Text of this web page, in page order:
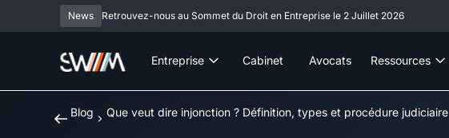
News Retrouvez-nous au Sommet du Droit en Entreprise le 2 Juillet 2026
Entreprise Cabinet Avocats Ressources
Blog Que veut dire injonction ? Définition, types et procédure judiciaire